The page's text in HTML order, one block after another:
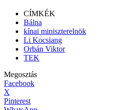
CÍMKÉK
Bálna
kínai miniszterelnök
Li Kocsiang
Orbán Viktor
TEK
Megosztás
Facebook
X
Pinterest